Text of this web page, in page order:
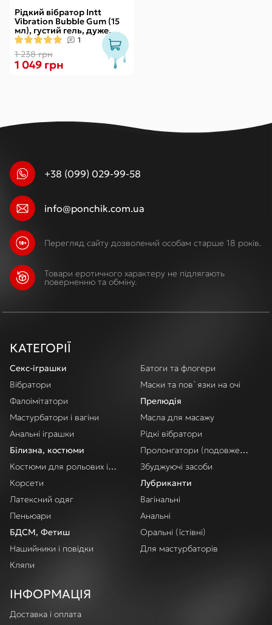
Рідкий вібратор Intt
Vibration Bubble Gum (15
мл), густий гель, дуже
смачний, діє до 30 хвилин
1
1 238 грн
1 049 грн
+38 (099) 029-99-58
info@ponchik.com.ua
Перегляд сайту дозволений особам старше 18 років.
Товари еротичного характеру не підлягають
поверненню та обміну.
КАТЕГОРІЇ
Секс-іграшки
Вібратори
Фалоімітатори
Мастурбатори і вагіни
Анальні іграшки
Білизна, костюми
Костюми для рольових ігор
Корсети
Латексний одяг
Пеньюари
БДСМ, Фетиш
Нашийники і повідки
Кляпи
Батоги та флогери
Маски та пов`язки на очі
Прелюдія
Масла для масажу
Рідкі вібратори
Пролонгатори (подовження
Збуджуючі засоби
Лубриканти
Вагінальні
Анальні
Оральні (їстівні)
Для мастурбаторів
ІНФОРМАЦІЯ
Доставка і оплата